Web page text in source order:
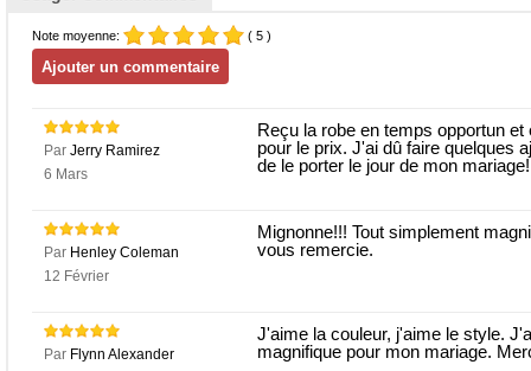
Note moyenne: ( 5 )
Par Jerry Ramirez
6 Mars
Reçu la robe en temps opportun
pour le prix. J'ai dû faire quelques
de le porter le jour de mon mariage!
Par Henley Coleman
12 Février
Mignonne!!! Tout simplement
vous remercie.
Par Flynn Alexander
J'aime la couleur, j'aime le style.
magnifique pour mon mariage.